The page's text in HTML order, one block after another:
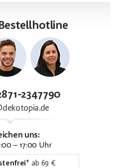
2347790
uns:
– 17:00 Uhr
* ab 69 €